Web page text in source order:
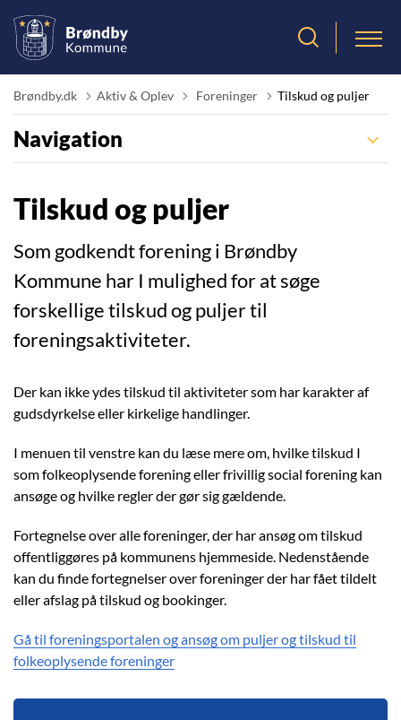
Brøndby.dk Aktiv & Oplev Tilbage til
Foreninger Tilskud og puljer
Navigation
Tilskud og puljer
Som godkendt forening i Brøndby
Kommune har I mulighed for at søge
forskellige tilskud og puljer til
foreningsaktiviteter.
Der kan ikke ydes tilskud til aktiviteter som har karakter af
gudsdyrkelse eller kirkelige handlinger.
I menuen til venstre kan du læse mere om, hvilke tilskud I
som folkeoplysende forening eller frivillig social forening kan
ansøge og hvilke regler der gør sig gældende.
Fortegnelse over alle foreninger, der har ansøg om tilskud
offentliggøres på kommunens hjemmeside. Nedenstående
kan du finde fortegnelser over foreninger der har fået tildelt
eller afslag på tilskud og bookinger.
Gå til foreningsportalen og ansøg om puljer og tilskud til
folkeoplysende foreninger